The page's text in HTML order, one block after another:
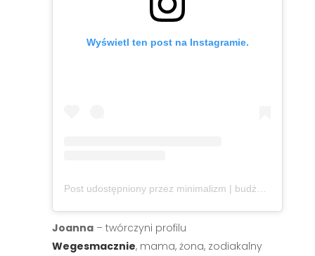
Wyświetl ten post na Instagramie.
Joanna – twórczyni profilu
Wegesmacznie, mama, żona, zodiakalny